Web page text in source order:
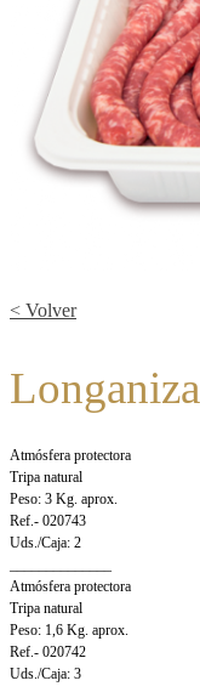
< Volver
Atmósfera protectora
Tripa natural
Peso: 3 Kg. aprox.
Ref.- 020743
Uds./Caja: 2
Atmósfera protectora
Tripa natural
Peso: 1,6 Kg. aprox.
Ref.- 020742
Uds./Caja: 3